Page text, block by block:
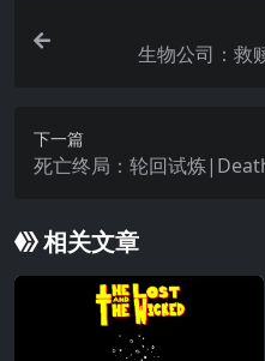
生物公司：救
下一篇
死亡终局：轮回试炼
相关文章